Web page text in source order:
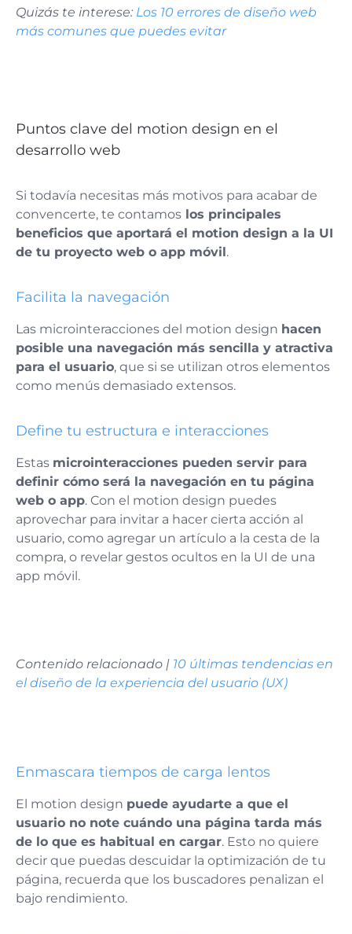
Quizás te interese: Los 10 errores de diseño web
más comunes que puedes evitar
Puntos clave del motion design en el
desarrollo web
Si todavía necesitas más motivos para acabar de
convencerte, te contamos los principales
beneficios que aportará el motion design a la UI
de tu proyecto web o app móvil.
Facilita la navegación
Las microinteracciones del motion design hacen
posible una navegación más sencilla y atractiva
para el usuario, que si se utilizan otros elementos
como menús demasiado extensos.
Define tu estructura e interacciones
Estas microinteracciones pueden servir para
definir cómo será la navegación en tu página
web o app. Con el motion design puedes
aprovechar para invitar a hacer cierta acción al
usuario, como agregar un artículo a la cesta de la
compra, o revelar gestos ocultos en la UI de una
app móvil.
Contenido relacionado | 10 últimas tendencias en
el diseño de la experiencia del usuario (UX)
Enmascara tiempos de carga lentos
El motion design puede ayudarte a que el
usuario no note cuándo una página tarda más
de lo que es habitual en cargar. Esto no quiere
decir que puedas descuidar la optimización de tu
página, recuerda que los buscadores penalizan el
bajo rendimiento.